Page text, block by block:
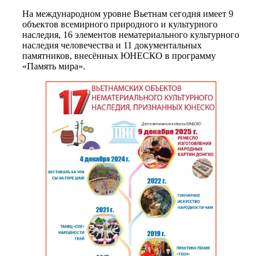
На международном уровне Вьетнам сегодня имеет 9
объектов всемирного природного и культурного
наследия, 16 элементов нематериального культурного
наследия человечества и 11 документальных
памятников, внесённых ЮНЕСКО в программу
«Память мира».